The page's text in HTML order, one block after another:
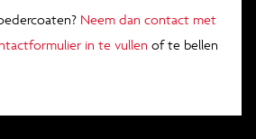
Neem dan contact met
in te vullen of te bellen